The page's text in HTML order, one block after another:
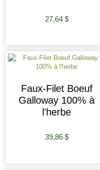
27,64 $
Faux-Filet Boeuf
Galloway 100% à
l’herbe
39,86 $